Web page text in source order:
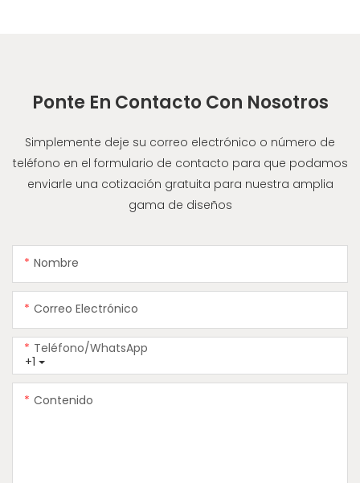
Ponte En Contacto Con Nosotros
Simplemente deje su correo electrónico o número de
teléfono en el formulario de contacto para que podamos
enviarle una cotización gratuita para nuestra amplia
gama de diseños
Nombre
Correo Electrónico
+1
Teléfono/WhatsApp
Contenido